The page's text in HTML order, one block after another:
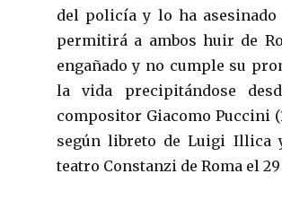
del policía y lo ha
permitirá a ambos huir de
engañado y no cumple su
la vida precipitándose
compositor Giacomo Puccini
según libreto de Luigi Illica
teatro Constanzi de Roma el